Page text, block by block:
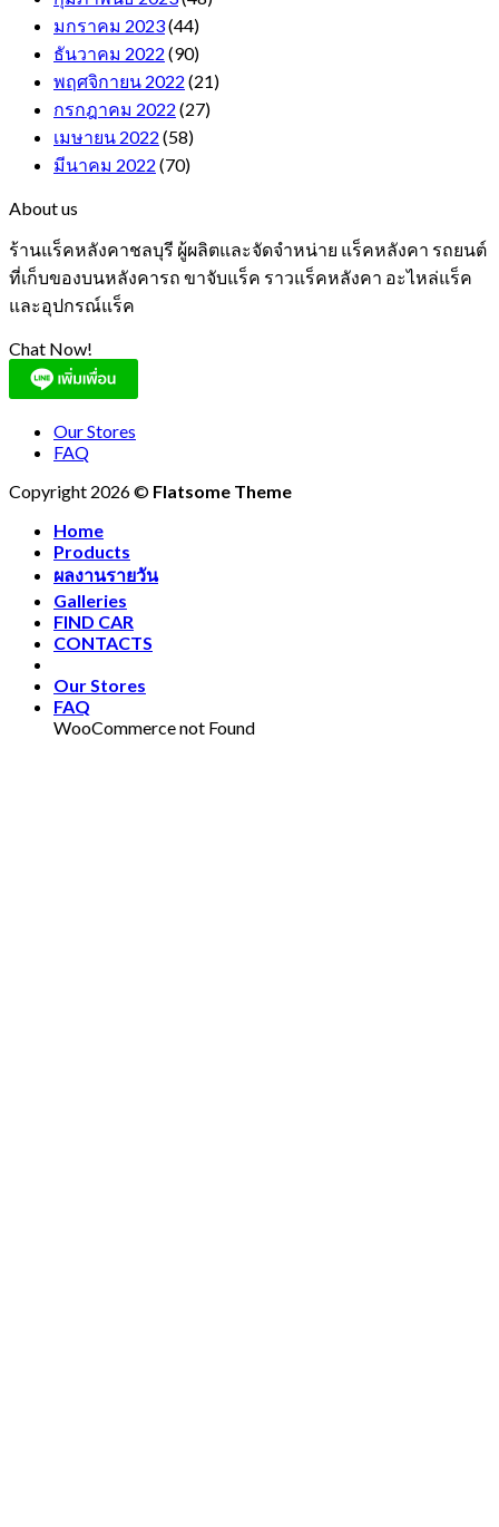
มกราคม 2023(44)
ธันวาคม 2022 (90)
พฤศจิกายน 2022 (21)
กรกฎาคม 2022 (27)
เมษายน 2022 (58)
มีนาคม 2022 (70)
About us
ร้านแร็คหลังคาชลบุรี ผู้ผลิตและจัดจำหน่าย แร็คหลังคา รถยนต์
ที่เก็บของบนหลังคารถ ขาจับแร็ค ราวแร็คหลังคา อะไหล่แร็ค
และอุปกรณ์แร็ค
Chat Now!
Our Stores
FAQ
Copyright 2026 © Flatsome Theme
Home
Products
ผลงานรายวัน
Galleries
FIND CAR
CONTACTS
Our Stores
FAQ
WooCommerce not Found